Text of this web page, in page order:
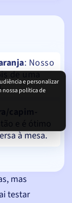
e personalizar
nossa política de
: Nosso
de uma
capim-
e é ótimo
à mesa.
mas
testar